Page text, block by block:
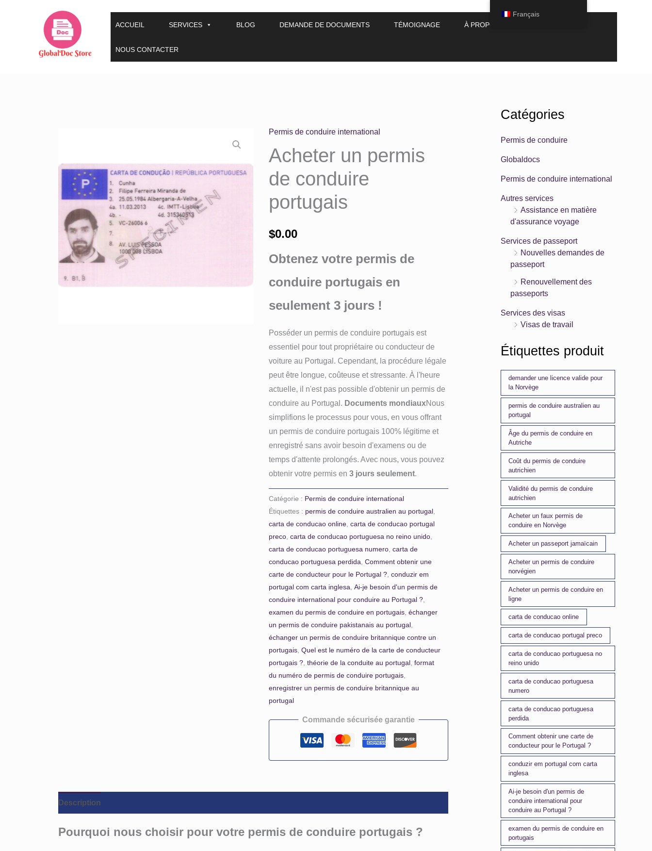
ACCUEIL SERVICES BLOG DEMANDE DE DOCUMENTS TÉMOIGNAGE À PROPOS DE NOUS
NOUS CONTACTER
Permis de conduire international
Acheter un permis
de conduire
portugais
$0.00
Obtenez votre permis de
conduire portugais en
seulement 3 jours !
Posséder un permis de conduire portugais est
essentiel pour tout propriétaire ou conducteur de
voiture au Portugal. Cependant, la procédure légale
peut être longue, coûteuse et stressante. À l'heure
actuelle, il n'est pas possible d'obtenir un permis de
conduire au Portugal. Documents mondiauxNous
simplifions le processus pour vous, en vous offrant
un permis de conduire portugais 100% légitime et
enregistré sans avoir besoin d'examens ou de
temps d'attente prolongés. Avec nous, vous pouvez
obtenir votre permis en3 jours seulement.
Catégorie : Permis de conduire international
Étiquettes : permis de conduire australien au portugal
carta de conducao online ,carta de conducao portugal
preco ,carta de conducao portuguesa no reino unido
carta de conducao portuguesa numero ,carta de
conducao portuguesa perdida ,Comment obtenir une
carte de conducteur pour le Portugal ? ,conduzir em
portugal com carta inglesa ,Ai-je besoin d'un permis de
conduire international pour conduire au Portugal ?
examen du permis de conduire en portugais ,échanger
un permis de conduire pakistanais au portugal
échanger un permis de conduire britannique contre un
portugais ,Quel est le numéro de la carte de conducteur
portugais ? ,théorie de la conduite au portugal ,format
du numéro de permis de conduire portugais
enregistrer un permis de conduire britannique au
portugal
Commande sécurisée garantie
Description
Pourquoi nous choisir pour votre permis de conduire portugais ?
Catégories
Permis de conduire
Globaldocs
Permis de conduire international
Autres services
Assistance en matière
d'assurance voyage
Services de passeport
Nouvelles demandes de
passeport
Renouvellement des
passeports
Services des visas
Visas de travail
Étiquettes produit
demander une licence valide pour
la Norvège
permis de conduire australien au
portugal
Âge du permis de conduire en
Autriche
Coût du permis de conduire
autrichien
Validité du permis de conduire
autrichien
Acheter un faux permis de
conduire en Norvège
Acheter un passeport jamaïcain
Acheter un permis de conduire
norvégien
Acheter un permis de conduire en
ligne
carta de conducao online
carta de conducao portugal preco
carta de conducao portuguesa no
reino unido
carta de conducao portuguesa
numero
carta de conducao portuguesa
perdida
Comment obtenir une carte de
conducteur pour le Portugal ?
conduzir em portugal com carta
inglesa
Ai-je besoin d'un permis de
conduire international pour
conduire au Portugal ?
examen du permis de conduire en
portugais
Français